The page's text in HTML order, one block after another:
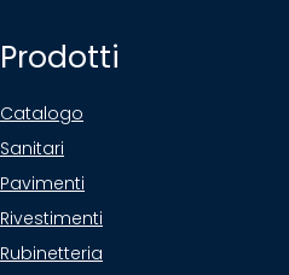
Prodotti
Catalogo
Sanitari
Pavimenti
Rivestimenti
Rubinetteria